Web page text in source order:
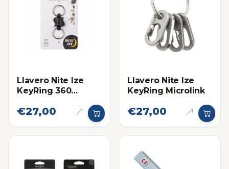
Llavero Nite Ize
KeyRing 360
Magnetico
€27,00
Llavero Nite Ize
KeyRing Microlink
€27,00